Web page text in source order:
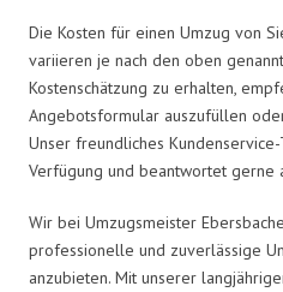
Die Kosten für einen Umzug von
variieren je nach den oben
Kostenschätzung zu erhalten,
Angebotsformular auszufüllen
Unser freundliches
Verfügung und beantwortet gerne
Wir bei Umzugsmeister
professionelle und zuverlässige
anzubieten. Mit unserer